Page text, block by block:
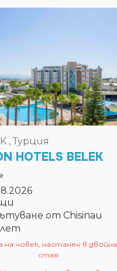
, Турция
HOTELS BELEK
от Chisinau
на човек, настанен в двойна
стая